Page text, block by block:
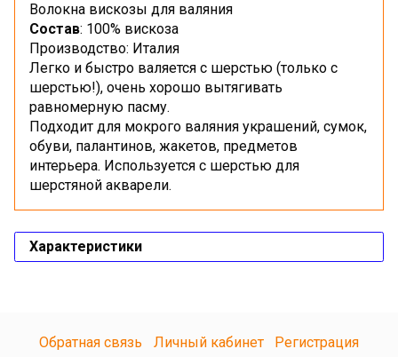
Волокна вискозы для валяния
Состав: 100% вискоза
Производство: Италия
Легко и быстро валяется с шерстью (только с
шерстью!), очень хорошо вытягивать
равномерную пасму.
Подходит для мокрого валяния украшений, сумок,
обуви, палантинов, жакетов, предметов
интерьера. Используется с шерстью для
шерстяной акварели.
Характеристики
Обратная связь Личный кабинет Регистрация